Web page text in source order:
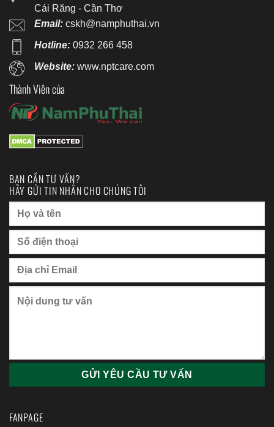
Cái Răng - Cần Thơ
Email: cskh@namphuthai.vn
Hotline: 0932 266 458
Website:www.nptcare.com
Thành Viên của
BẠN CẦN TƯ VẤN?
HÃY GỬI TIN NHẮN CHO CHÚNG TÔI
FANPAGE